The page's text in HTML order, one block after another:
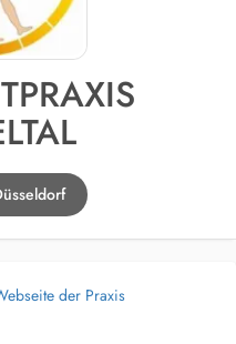
der Praxis